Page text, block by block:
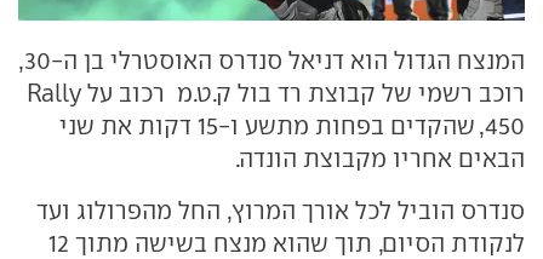
המנצח הגדול הוא דניאל סנדרס האוסטרלי בן ה-30,
רוכב רשמי של קבוצת רד בול ק.ט.מ רכוב על Rally
450, שהקדים בפחות מתשע ו-15 דקות את שני
הבאים אחריו מקבוצת הונדה.
סנדרס הוביל לכל אורך המרוץ, החל מהפרולוג ועד
לנקודת הסיום, תוך שהוא מנצח בשישה מתוך 12